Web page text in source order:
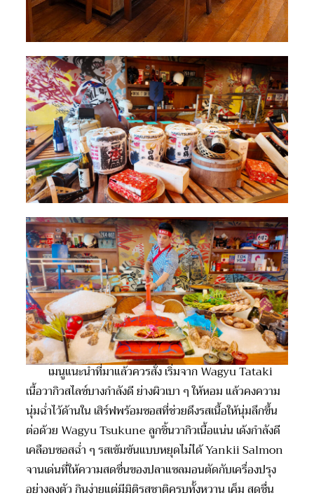
เมนูแนะนำที่มาแล้วควรสั่ง เริ่มจาก Wagyu Tataki
เนื้อวากิวสไลซ์บางกำลังดี ย่างผิวเบา ๆ ให้หอม แล้วคงความ
นุ่มฉ่ำไว้ด้านใน เสิร์ฟพร้อมซอสที่ช่วยดึงรสเนื้อให้นุ่มลึกขึ้น
ต่อด้วย Wagyu Tsukune ลูกชิ้นวากิวเนื้อแน่น เด้งกำลังดี
เคลือบซอสฉ่ำ ๆ รสเข้มข้นแบบหยุดไม่ได้ Yankii Salmon
จานเด่นที่ให้ความสดชื่นของปลาแซลมอนตัดกับเครื่องปรุง
อย่างลงตัว กินง่ายแต่มีมิติรสชาติครบทั้งหวาน เค็ม สดชื่น